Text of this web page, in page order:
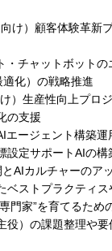
け）顧客体験革新
・チャットボットの
適化）の戦略推進
）生産性向上プロ
の支援
エージェント構築運
設定サポートAIの構
AIカルチャーのア
ベストプラクティ
専門家”を育てるた
役）の課題整理や